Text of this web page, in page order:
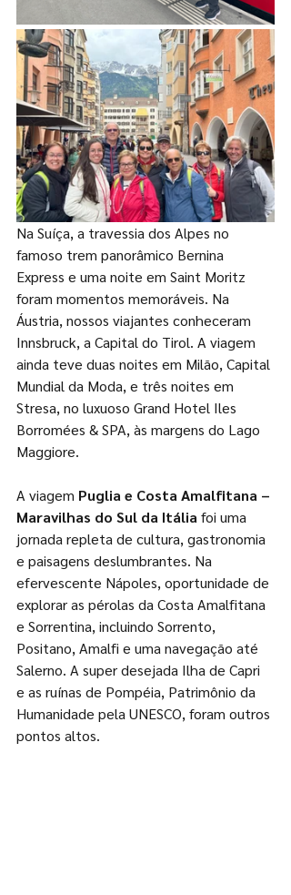
Na Suíça, a travessia dos Alpes no
famoso trem panorâmico Bernina
Express e uma noite em Saint Moritz
foram momentos memoráveis. Na
Áustria, nossos viajantes conheceram
Innsbruck, a Capital do Tirol. A viagem
ainda teve duas noites em Milão, Capital
Mundial da Moda, e três noites em
Stresa, no luxuoso Grand Hotel Iles
Borromées & SPA, às margens do Lago
Maggiore.
A viagem Puglia e Costa Amalfitana –
Maravilhas do Sul da Itália foi uma
jornada repleta de cultura, gastronomia
e paisagens deslumbrantes. Na
efervescente Nápoles, oportunidade de
explorar as pérolas da Costa Amalfitana
e Sorrentina, incluindo Sorrento,
Positano, Amalfi e uma navegação até
Salerno. A super desejada Ilha de Capri
e as ruínas de Pompéia, Patrimônio da
Humanidade pela UNESCO, foram outros
pontos altos.